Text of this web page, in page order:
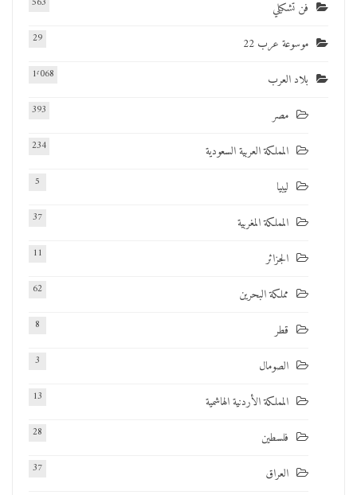
فن تشكيلي
موسوعة عرب 22 29
بلاد العرب 1٬068
مصر 393
المملكة العربية السعودية 234
ليبيا 5
المملكة المغربية 37
الجزائر 11
مملكة البحرين 62
قطر 8
الصومال 3
المملكة الأردنية الهاشمية 13
فلسطين 28
العراق 37